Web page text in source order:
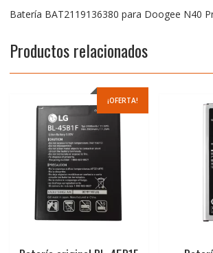
Batería BAT2119136380 para Doogee N40
Productos relacionados
¡OFERTA!